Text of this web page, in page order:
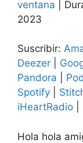
Amazon
Pandora
Podcast
Spotify
TuneIn
COMPAR
TIR
INCRUST
AR
ventana
2023
Suscribir:
Deezer
Pandora
Spotify
iHeartRadio
Hola hola